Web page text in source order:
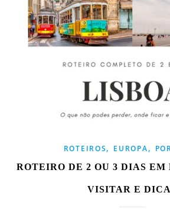
ROTEIROS, EUROPA,
ROTEIRO DE 2 OU 3 DIAS EM
VISITAR E